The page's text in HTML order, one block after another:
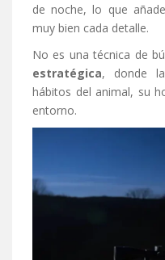
de noche, lo que
muy bien cada detalle.
No es una técnica de
estratégica, donde
hábitos del animal, su
entorno.